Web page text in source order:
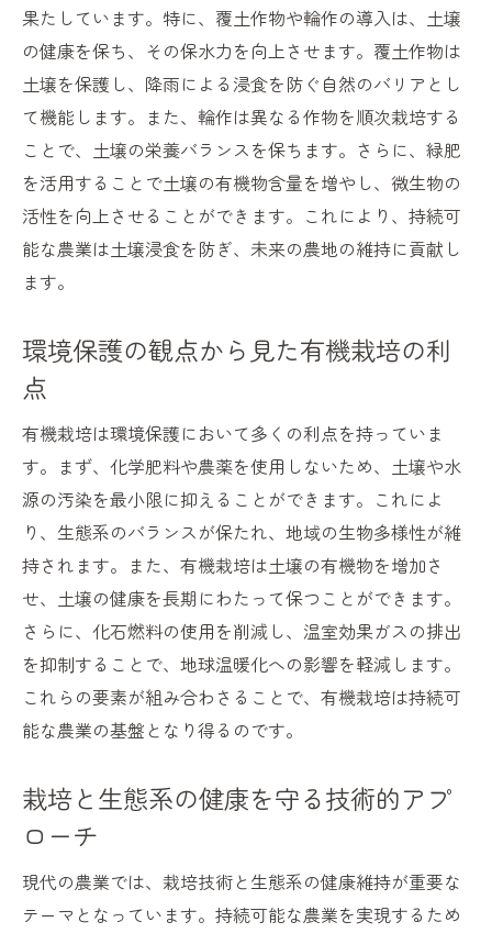
果たしています。特に、覆土作物や輪作の導入は、土壌
の健康を保ち、その保水力を向上させます。覆土作物は
土壌を保護し、降雨による浸食を防ぐ自然のバリアとし
て機能します。また、輪作は異なる作物を順次栽培する
ことで、土壌の栄養バランスを保ちます。さらに、緑肥
を活用することで土壌の有機物含量を増やし、微生物の
活性を向上させることができます。これにより、持続可
能な農業は土壌浸食を防ぎ、未来の農地の維持に貢献し
ます。
環境保護の観点から見た有機栽培の利
点
有機栽培は環境保護において多くの利点を持っていま
す。まず、化学肥料や農薬を使用しないため、土壌や水
源の汚染を最小限に抑えることができます。これによ
り、生態系のバランスが保たれ、地域の生物多様性が維
持されます。また、有機栽培は土壌の有機物を増加さ
せ、土壌の健康を長期にわたって保つことができます。
さらに、化石燃料の使用を削減し、温室効果ガスの排出
を抑制することで、地球温暖化への影響を軽減します。
これらの要素が組み合わさることで、有機栽培は持続可
能な農業の基盤となり得るのです。
栽培と生態系の健康を守る技術的アプ
ローチ
現代の農業では、栽培技術と生態系の健康維持が重要な
テーマとなっています。持続可能な農業を実現するため